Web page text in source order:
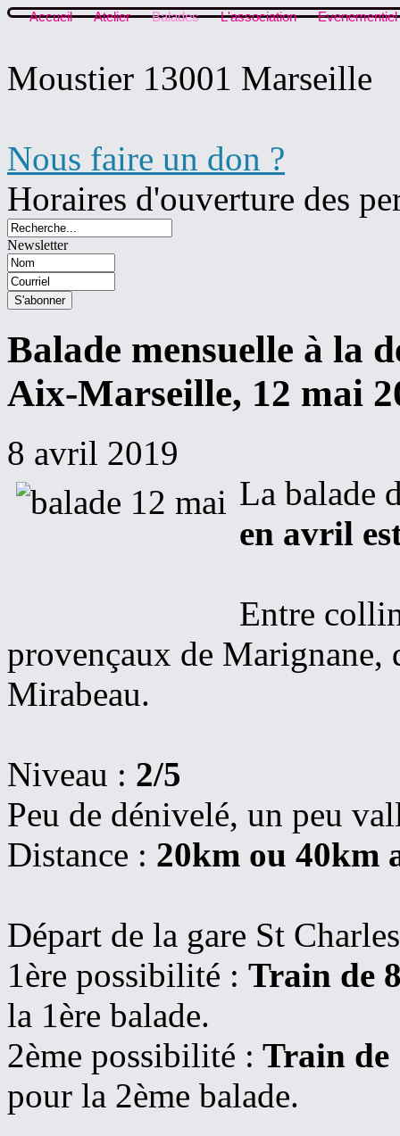
Accueil Atelier Balades L'association Evenementiel
Moustier 13001 Marseille
Nous faire un don ?
Horaires d'ouverture des
Newsletter
Balade mensuelle à la
Aix-Marseille, 12 mai
8 avril 2019
La balade
en avril
Entre
provençaux de Marignane,
Mirabeau.
Niveau : 2/5
Peu de dénivelé, un peu
Distance : 20km ou 40km
Départ de la gare St
1ère possibilité : Train de
la 1ère balade.
2ème possibilité : Train de
pour la 2ème balade.